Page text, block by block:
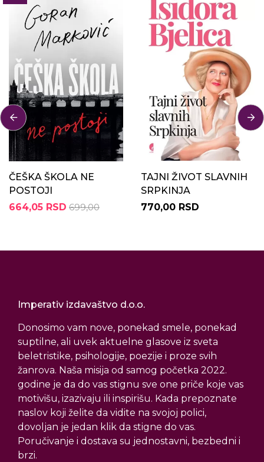
ČEŠKA ŠKOLA NE
POSTOJI
664,05 RSD 699,00
TAJNI ŽIVOT SLAVNIH
SRPKINJA
770,00 RSD
Imperativ izdavaštvo d.o.o.
Donosimo vam nove, ponekad smele, ponekad
suptilne, ali uvek aktuelne glasove iz sveta
beletristike, psihologije, poezije i proze svih
žanrova. Naša misija od samog početka 2022.
godine je da do vas stignu sve one priče koje vas
motivišu, izazivaju ili inspirišu. Kada prepoznate
naslov koji želite da vidite na svojoj polici,
dovoljan je jedan klik da stigne do vas.
Poručivanje i dostava su jednostavni, bezbedni i
brzi.